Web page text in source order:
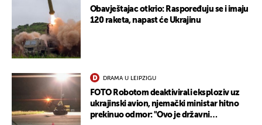
Obavještajac otkrio: Raspoređuju se i imaju
120 raketa, napast će Ukrajinu
DRAMA U LEIPZIGU
FOTO Robotom deaktivirali eksploziv uz
ukrajinski avion, njemački ministar hitno
prekinuo odmor: "Ovo je državni